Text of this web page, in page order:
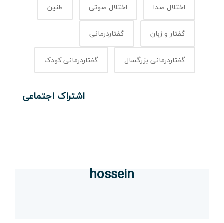
اختلال صدا اختلال صوتی طنین
گفتار و زبان گفتاردرمانی
گفتاردرمانی بزرگسال گفتاردرمانی کودک
اشتراک اجتماعی
hossein